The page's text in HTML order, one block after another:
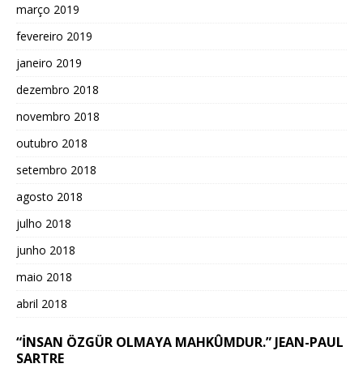
março 2019
fevereiro 2019
janeiro 2019
dezembro 2018
novembro 2018
outubro 2018
setembro 2018
agosto 2018
julho 2018
junho 2018
maio 2018
abril 2018
“İNSAN ÖZGÜR OLMAYA MAHKÛMDUR.” JEAN-PAUL
SARTRE